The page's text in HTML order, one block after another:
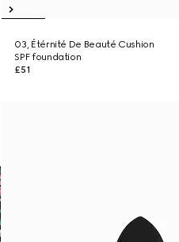
03, Étérnité De Beauté Cushion
SPF foundation
£51